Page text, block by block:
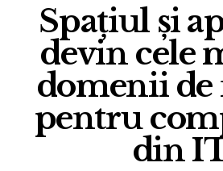
Spațiul și
devin cele
domenii de
pentru
din